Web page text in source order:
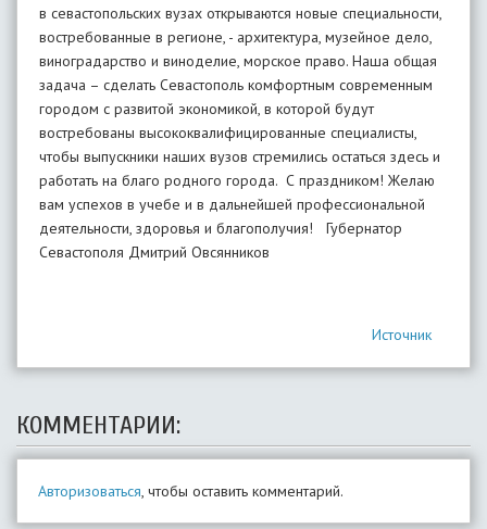
в севастопольских вузах открываются новые специальности,
востребованные в регионе, - архитектура, музейное дело,
виноградарство и виноделие, морское право. Наша общая
задача – сделать Севастополь комфортным современным
городом с развитой экономикой, в которой будут
востребованы высококвалифицированные специалисты,
чтобы выпускники наших вузов стремились остаться здесь и
работать на благо родного города. С праздником! Желаю
вам успехов в учебе и в дальнейшей профессиональной
деятельности, здоровья и благополучия! Губернатор
Севастополя Дмитрий Овсянников
Источник
КОММЕНТАРИИ:
Авторизоваться, чтобы оставить комментарий.